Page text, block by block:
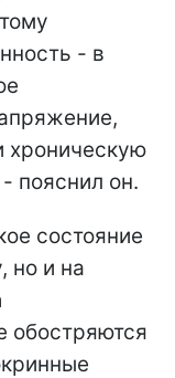
- в
пояснил он.
состояние
но и на
обостряются